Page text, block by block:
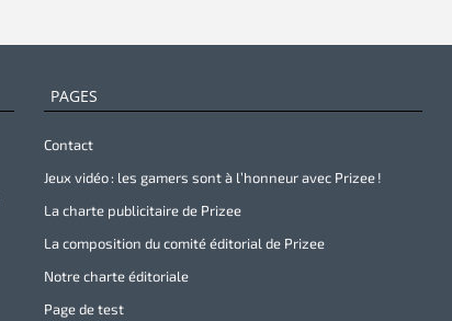
PAGES
Contact
Jeux vidéo : les gamers sont à l’honneur avec Prizee !
La charte publicitaire de Prizee
La composition du comité éditorial de Prizee
Notre charte éditoriale
Page de test